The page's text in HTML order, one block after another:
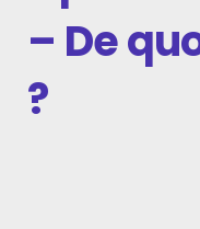
– De
?